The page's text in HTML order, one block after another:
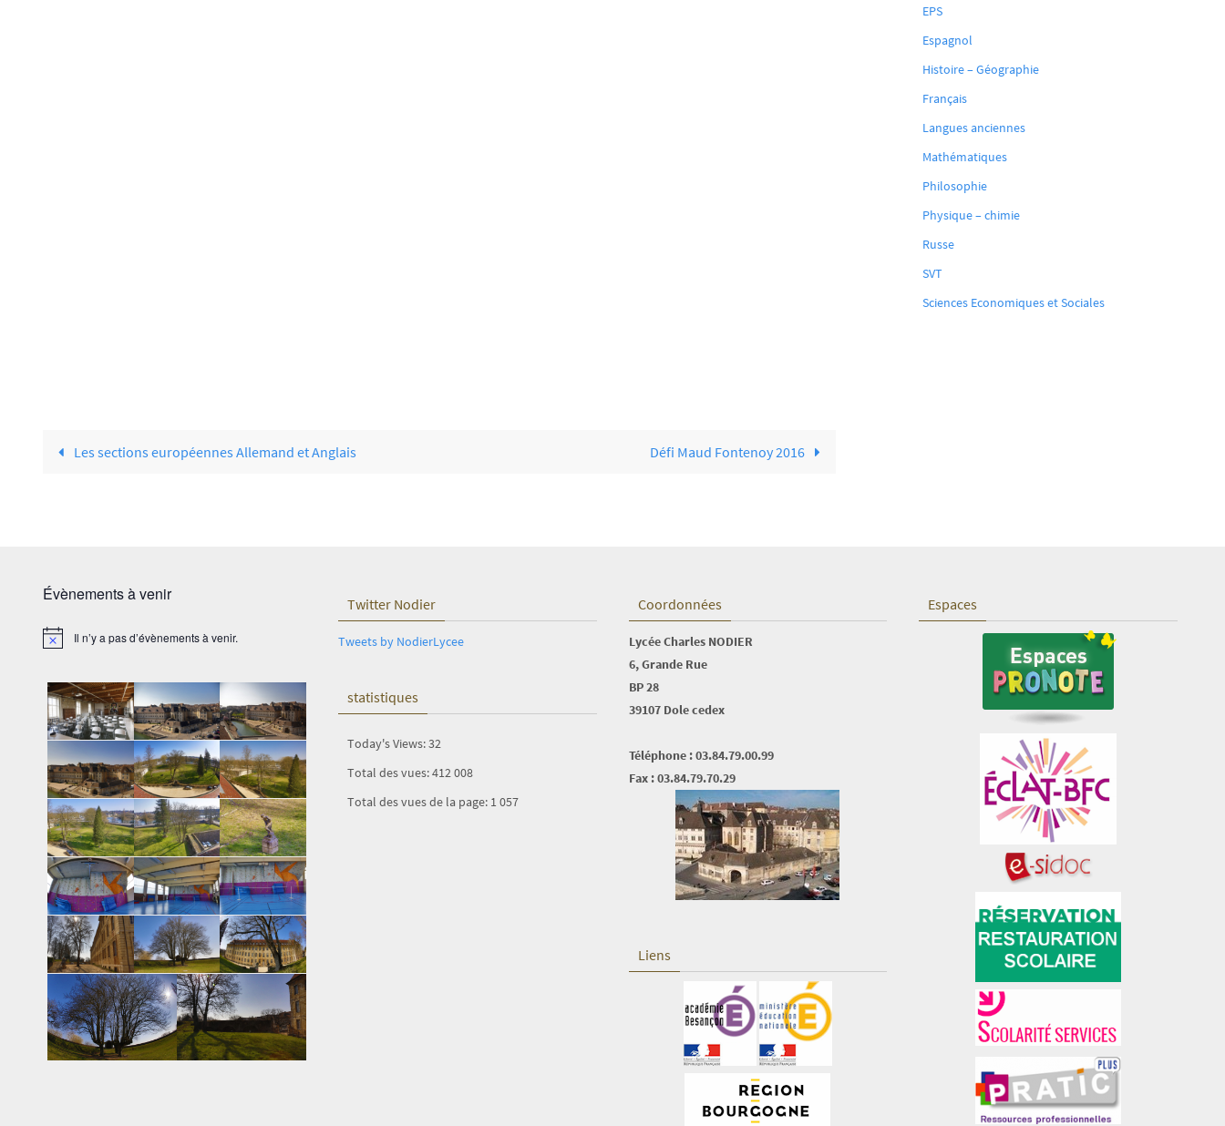
Les sections européennes Allemand et Anglais Défi Maud Fontenoy 2016
EPS
Espagnol
Histoire – Géographie
Français
Langues anciennes
Mathématiques
Philosophie
Physique – chimie
Russe
SVT
Sciences Economiques et Sociales
Évènements à venir
Notice Il n’y a pas d’évènements à venir.
Twitter Nodier
Tweets by NodierLycee
statistiques
Today's Views:32
Total des vues:412 008
Total des vues de la page: 1 057
Coordonnées
Lycée Charles NODIER
6, Grande Rue
BP 28
39107 Dole cedex
Téléphone : 03.84.79.00.99
Fax : 03.84.79.70.29
Liens
Espaces